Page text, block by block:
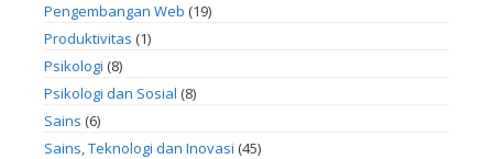
Pengembangan Web (19)
Produktivitas (1)
Psikologi (8)
Psikologi dan Sosial (8)
Sains (6)
Sains, Teknologi dan Inovasi (45)